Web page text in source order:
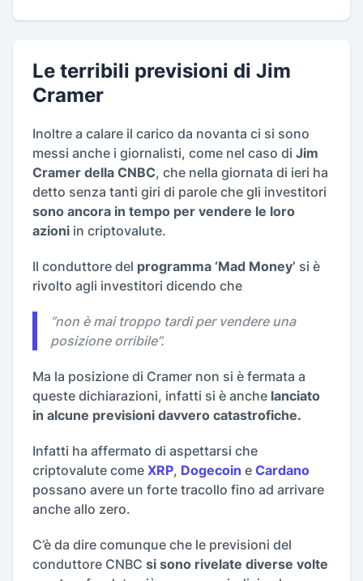
Le terribili previsioni di Jim
Cramer
Inoltre a calare il carico da novanta ci si sono
messi anche i giornalisti, come nel caso di Jim
Cramer della CNBC, che nella giornata di ieri ha
detto senza tanti giri di parole che gli investitori
sono ancora in tempo per vendere le loro
azioni in criptovalute.
Il conduttore del programma ‘Mad Money’ si è
rivolto agli investitori dicendo che
“non è mai troppo tardi per vendere una
posizione orribile”.
Ma la posizione di Cramer non si è fermata a
queste dichiarazioni, infatti si è anche lanciato
in alcune previsioni davvero catastrofiche.
Infatti ha affermato di aspettarsi che
criptovalute come XRP, Dogecoin e Cardano
possano avere un forte tracollo fino ad arrivare
anche allo zero.
C’è da dire comunque che le previsioni del
conduttore CNBC si sono rivelate diverse volte